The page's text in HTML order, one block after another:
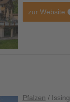
zur Website
Pfalzen / Issing